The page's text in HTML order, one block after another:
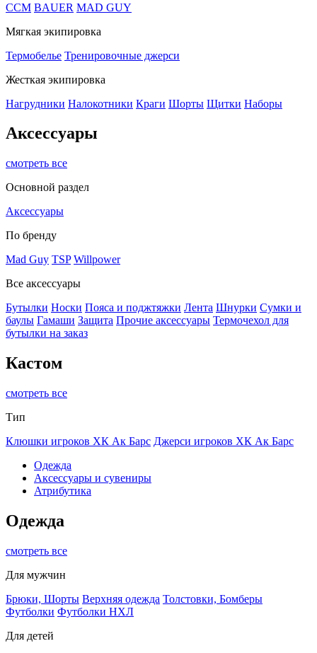
CCM BAUER MAD GUY
Мягкая экипировка
Термобелье Тренировочные джерси
Жесткая экипировка
Нагрудники Налокотники Краги Шорты Щитки Наборы
Аксессуары
смотреть все
Основной раздел
Аксессуары
По бренду
Mad Guy TSP Willpower
Все аксессуары
Бутылки Носки Пояса и поджтяжки Лента Шнурки Сумки и
баулы Гамаши Защита Прочие аксессуары Термочехол для
бутылки на заказ
Кастом
смотреть все
Тип
Клюшки игроков ХК Ак Барс Джерси игроков ХК Ак Барс
Одежда
Аксессуары и сувениры
Атрибутика
Одежда
смотреть все
Для мужчин
Брюки, Шорты Верхняя одежда Толстовки, Бомберы
Футболки Футболки НХЛ
Для детей